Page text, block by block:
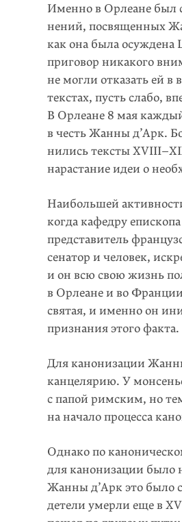
Именно в Орлеане был
нений, посвященных
как она была осуждена
приговор никакого
не могли отказать ей
текстах, пусть слабо,
В Орлеане 8 мая
в честь Жанны д’Арк.
нились тексты
нарастание идеи о
Наибольшей
когда кафедру
представитель
сенатор и человек,
и он всю свою жизнь
в Орлеане и во
святая, и именно он
признания этого факта.
Для канонизации
канцелярию. У
с папой римским, но
на начало процесса
Однако по
для канонизации было
Жанны д’Арк это было
детели умерли еще в